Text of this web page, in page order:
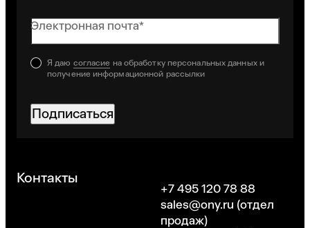
Электронная почта*
Я даю согласие на обработку персональных данных и
получение информационной рассылки
Подписаться
Контакты
+7 495 120 78 88
sales@ony.ru (отдел
продаж)